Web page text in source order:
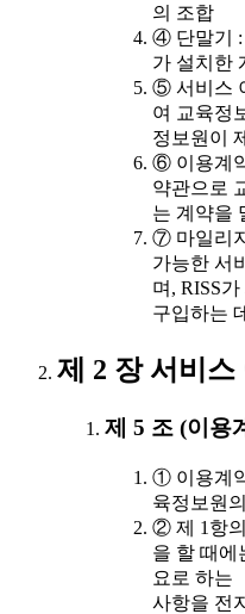
의 조합
④ 단말기 :
가 설치한
⑤ 서비스
여 교육정
정보원이
⑥ 이용계
약관으로
는 계약을
⑦ 마일리
가능한 서
며, RISS
구입하는
제 2 장 서비스
제 5 조 (이용
① 이용계
육정보원
② 제 1항
을 할 때에
요로 하는
사항을 전